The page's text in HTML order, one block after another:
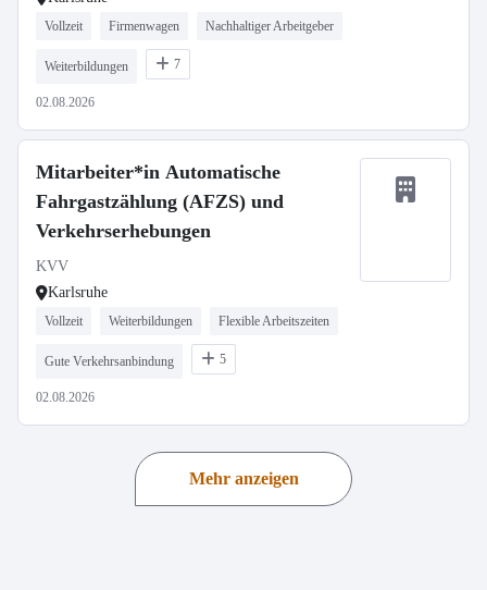
Vollzeit Firmenwagen Nachhaltiger Arbeitgeber
Weiterbildungen 7
02.08.2026
Mitarbeiter*in Automatische
Fahrgastzählung (AFZS) und
Verkehrserhebungen
KVV
Karlsruhe
Vollzeit Weiterbildungen Flexible Arbeitszeiten
Gute Verkehrsanbindung 5
02.08.2026
Mehr anzeigen